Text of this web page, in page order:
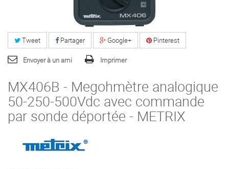
Tweet Partager Google+ Pinterest
Envoyer à un ami Imprimer
MX406B - Megohmètre analogique
50-250-500Vdc avec commande
par sonde déportée - METRIX